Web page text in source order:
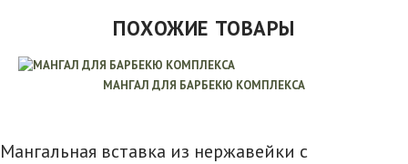
ПОХОЖИЕ ТОВАРЫ
МАНГАЛ ДЛЯ БАРБЕКЮ КОМПЛЕКСА
Мангальная вставка из нержавейки с